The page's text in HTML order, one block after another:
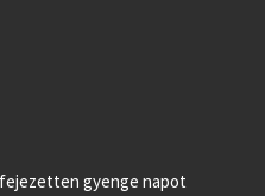
gyenge napot